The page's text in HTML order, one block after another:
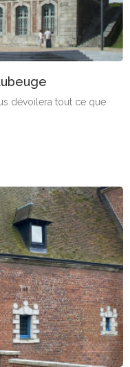
dévoilera tout ce que